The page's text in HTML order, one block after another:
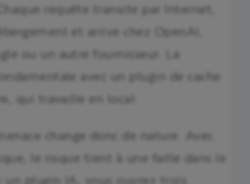
requête transite par Internet,
et arrive chez OpenAI,
ou un autre fournisseur. La
avec un plugin de cache
qui travaille en local.
change donc de nature. Avec
le risque tient à une faille dans le
un plugin IA, vous ouvrez trois